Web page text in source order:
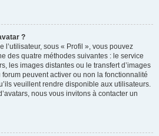
?
l’utilisateur, sous « Profil », vous pouvez
des quatre méthodes suivantes : le service
les images distantes ou le transfert d’images
peuvent activer ou non la fonctionnalité
veuillent rendre disponible aux utilisateurs.
nous vous invitons à contacter un